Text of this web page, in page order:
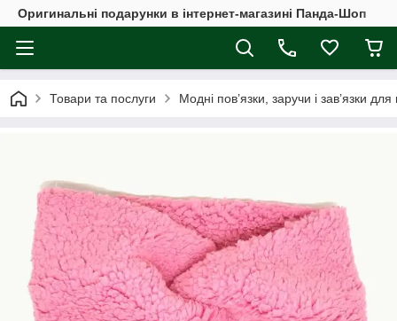
Оригинальні подарунки в інтернет-магазині Панда-Шоп
Товари та послуги Модні пов’язки, заручи і зав’язки